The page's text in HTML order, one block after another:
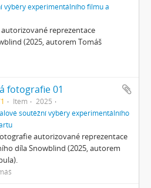
výběry experimentálního filmu a
reprezentace
(2025, autorem Tomáš
fotografie 01
Item
2025
soutěžní výběry experimentálního
autorizované reprezentace
díla Snowblind (2025, autorem